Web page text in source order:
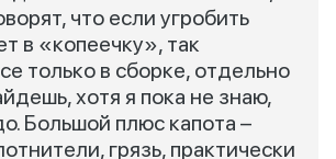
что если угробить
в «копеечку», так
только в сборке, отдельно
хотя я пока не знаю,
Большой плюс капота –
грязь, практически